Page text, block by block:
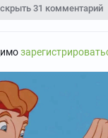
31 комментарий